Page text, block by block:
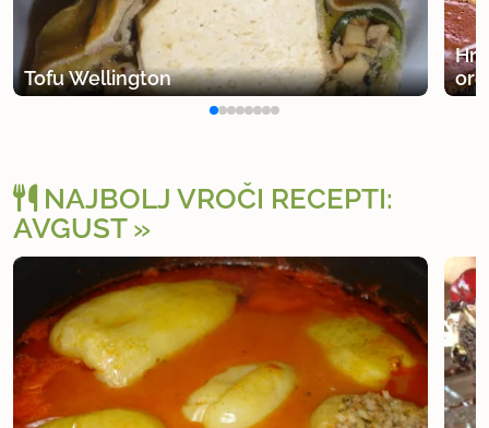
Tofu Wellington
NAJBOLJ VROČI RECEPTI:
AVGUST